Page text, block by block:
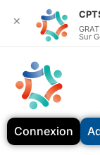
Connexion
✕
Sur